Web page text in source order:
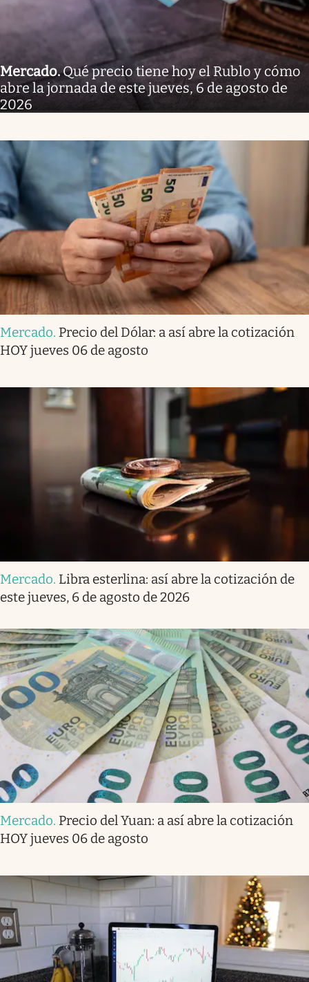
Mercado.Qué precio tiene hoy el Rublo y cómo
abre la jornada de este jueves, 6 de agosto de
2026
Mercado. Precio del Dólar: a así abre la cotización
HOY jueves 06 de agosto
Mercado. Libra esterlina: así abre la cotización de
este jueves, 6 de agosto de 2026
Mercado. Precio del Yuan: a así abre la cotización
HOY jueves 06 de agosto